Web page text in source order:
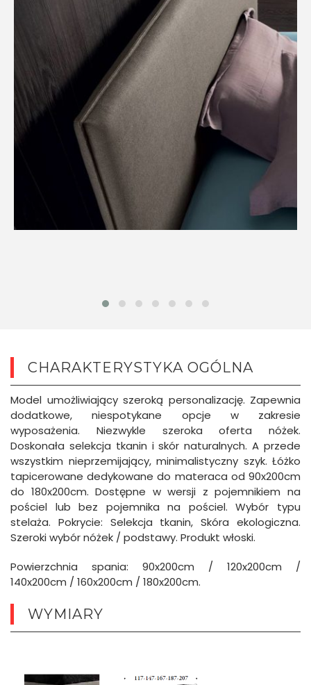
CHARAKTERYSTYKA OGÓLNA
Model umożliwiający szeroką personalizację. Zapewnia
dodatkowe, niespotykane opcje w zakresie
wyposażenia. Niezwykle szeroka oferta nóżek.
Doskonała selekcja tkanin i skór naturalnych. A przede
wszystkim nieprzemijający, minimalistyczny szyk. Łóżko
tapicerowane dedykowane do materaca od 90x200cm
do 180x200cm. Dostępne w wersji z pojemnikiem na
pościel lub bez pojemnika na pościel. Wybór typu
stelaża. Pokrycie: Selekcja tkanin, Skóra ekologiczna.
Szeroki wybór nóżek / podstawy. Produkt włoski.
Powierzchnia spania: 90x200cm / 120x200cm /
140x200cm / 160x200cm / 180x200cm.
WYMIARY